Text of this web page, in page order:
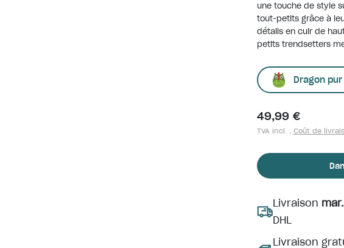
une touche de style
tout-petits grâce à
détails en cuir de
petits trendsetters
Dragon pur
49,99 €
TVA incl. , Coût de
Livraison
DHL
Livraison